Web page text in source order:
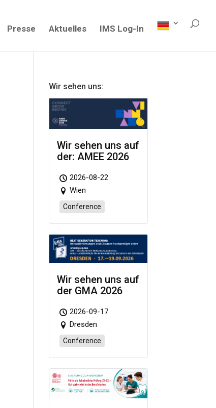
Presse Aktuelles IMS Log-In
Wir sehen uns:
Wir sehen uns auf
der: AMEE 2026
2026-08-22
Wien
Conference
Wir sehen uns auf
der GMA 2026
2026-09-17
Dresden
Conference